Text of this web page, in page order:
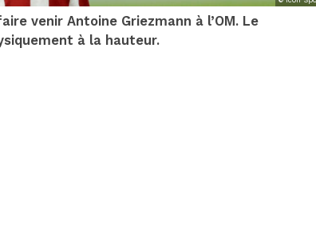
venir Antoine Griezmann à l’OM. Le
à la hauteur.